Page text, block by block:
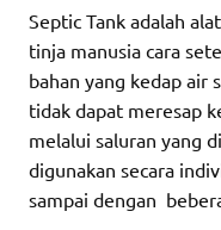
Septic Tank adalah
tinja manusia cara
bahan yang kedap air
tidak dapat meresap
melalui saluran yang
digunakan secara
sampai dengan